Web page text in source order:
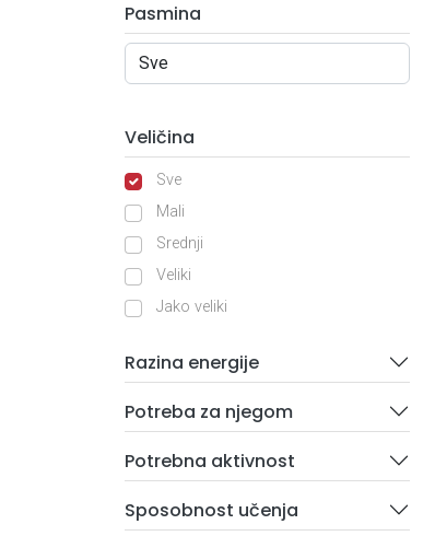
Pasmina
Veličina
Sve
Mali
Srednji
Veliki
Jako veliki
Razina energije
Potreba za njegom
Potrebna aktivnost
Sposobnost učenja